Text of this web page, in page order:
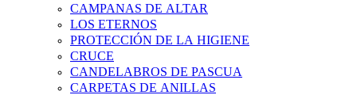
CAMPANAS DE ALTAR
LOS ETERNOS
PROTECCIÓN DE LA HIGIENE
CRUCE
CANDELABROS DE PASCUA
CARPETAS DE ANILLAS